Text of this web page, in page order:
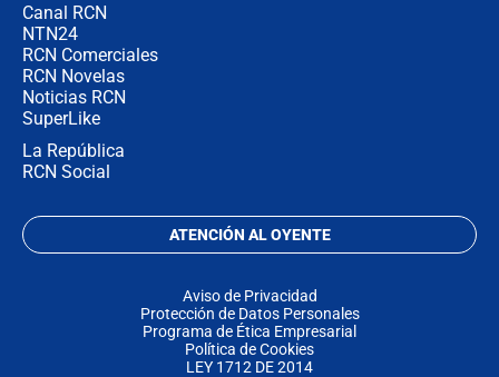
Canal RCN
NTN24
RCN Comerciales
RCN Novelas
Noticias RCN
SuperLike
La República
RCN Social
ATENCIÓN AL OYENTE
Aviso de Privacidad
Protección de Datos Personales
Programa de Ética Empresarial
Política de Cookies
LEY 1712 DE 2014